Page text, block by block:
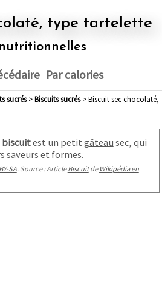
type tartelette
nutritionnelles
Par calories
sucrés> biscuits sucrés> Biscuit sec chocolaté,
biscuitest un petit gâteau sec, qui
saveurs et formes.
SA. Source : ArticleBiscuitde Wikipédia en